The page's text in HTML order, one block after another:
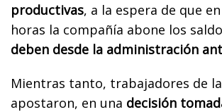
productivas, a la espera de que
horas la compañía abone los
deben desde la administración
Mientras tanto, trabajadores de
apostaron, en una decisión